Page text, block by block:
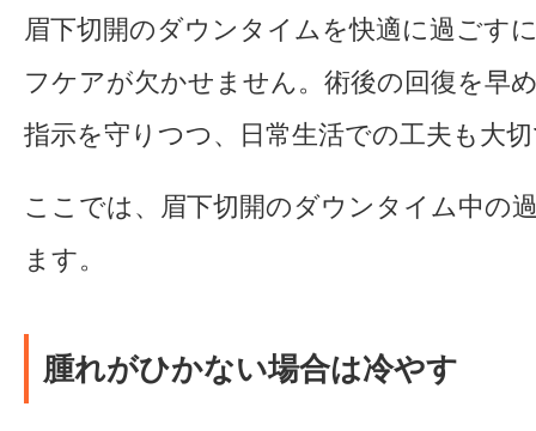
眉下切開のダウンタイムを快適に過ごす
フケアが欠かせません。術後の回復を早
指示を守りつつ、日常生活での工夫も大
ここでは、眉下切開のダウンタイム中の
ます。
腫れがひかない場合は冷やす